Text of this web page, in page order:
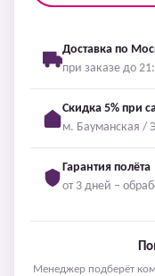
Доставка по
при заказе до
Скидка 5% при
м. Бауманская /
Гарантия полёта
от 3 дней –
Менеджер подберёт